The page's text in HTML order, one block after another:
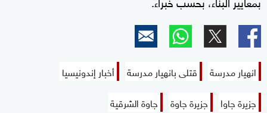
انهيار مدرسة قتلى بانهيار مدرسة
أخبار إندونيسيا
جزيرة جاوا
جزيرة جاوة جاوة الشرقية